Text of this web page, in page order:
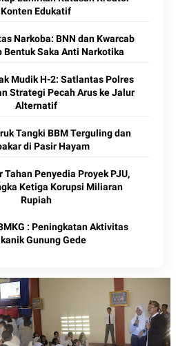
Konten Edukatif
Narkoba: BNN dan Kwarcab
Bentuk Saka Anti Narkotika
Mudik H-2: Satlantas Polres
Strategi Pecah Arus ke Jalur
Alternatif
Tangki BBM Terguling dan
di Pasir Hayam
Tahan Penyedia Proyek PJU,
Ketiga Korupsi Miliaran
Rupiah
: Peningkatan Aktivitas
Gunung Gede